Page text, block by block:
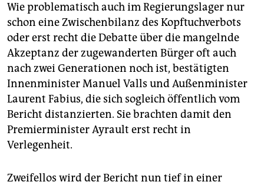
Wie problematisch auch im Regierungslager nur
schon eine Zwischenbilanz des Kopftuchverbots
oder erst recht die Debatte über die mangelnde
Akzeptanz der zugewanderten Bürger oft auch
nach zwei Generationen noch ist, bestätigten
Innenminister Manuel Valls und Außenminister
Laurent Fabius, die sich sogleich öffentlich vom
Bericht distanzierten. Sie brachten damit den
Premierminister Ayrault erst recht in
Verlegenheit.
Zweifellos wird der Bericht nun tief in einer